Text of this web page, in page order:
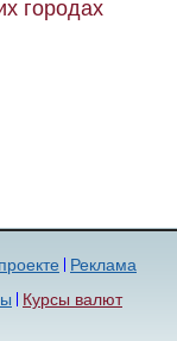
городах
Реклама
Курсы валют